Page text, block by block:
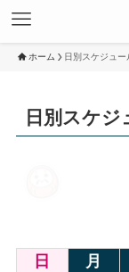
ホーム 日別スケジュー
日別スケジ
日 月